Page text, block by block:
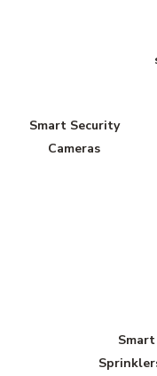
Smart Security
Cameras
Smart